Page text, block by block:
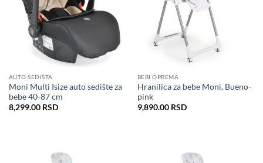
AUTO SEDIŠTA
Moni Multi Isize auto sedište za
bebe 40-87 cm
8,299.00 RSD
BEBI OPREMA
Hranilica za bebe Moni, Bueno-
pink
9,890.00 RSD